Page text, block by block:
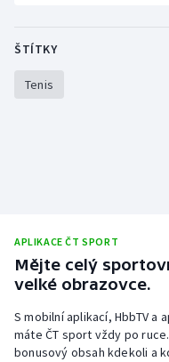
Stolní tenis
Volejbal
Ostatní
ŠTÍTKY
Tenis
APLIKACE ČT SPORT
Mějte celý
velké obrazovce.
S mobilní aplikací, HbbTV a
máte ČT sport vždy po
bonusový obsah kdekoli a